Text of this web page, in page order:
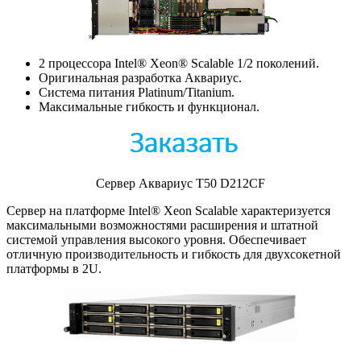
2 процессора Intel® Xeon® Scalable 1/2 поколений.
Оригинальная разработка Аквариус.
Система питания Platinum/Titanium.
Максимальные гибкость и функционал.
Сервер Аквариус T50 D212CF
Сервер на платформе Intel® Xeon Scalable характеризуется
максимальными возможностями расширения и штатной
системой управления высокого уровня. Обеспечивает
отличную производительность и гибкость для двухсокетной
платформы в 2U.